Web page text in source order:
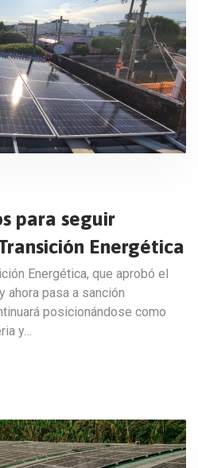
para seguir
Energética
Energética, que aprobó el
ahora pasa a sanción
posicionándose como
y…